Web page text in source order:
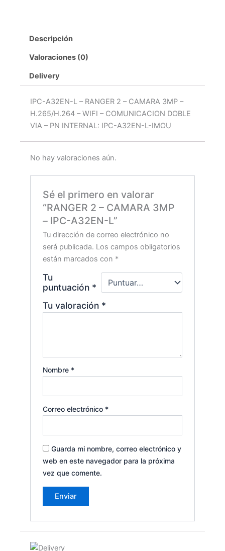
Descripción
Valoraciones (0)
Delivery
IPC-A32EN-L – RANGER 2 – CAMARA 3MP –
H.265/H.264 – WIFI – COMUNICACION DOBLE
VIA – PN INTERNAL: IPC-A32EN-L-IMOU
No hay valoraciones aún.
Sé el primero en valorar
“RANGER 2 – CAMARA 3MP
– IPC-A32EN-L”
Tu dirección de correo electrónico no
será publicada. Los campos obligatorios
están marcados con *
Tu
puntuación *
Tu valoración *
Nombre *
Correo electrónico *
Guarda mi nombre, correo electrónico y
web en este navegador para la próxima
vez que comente.